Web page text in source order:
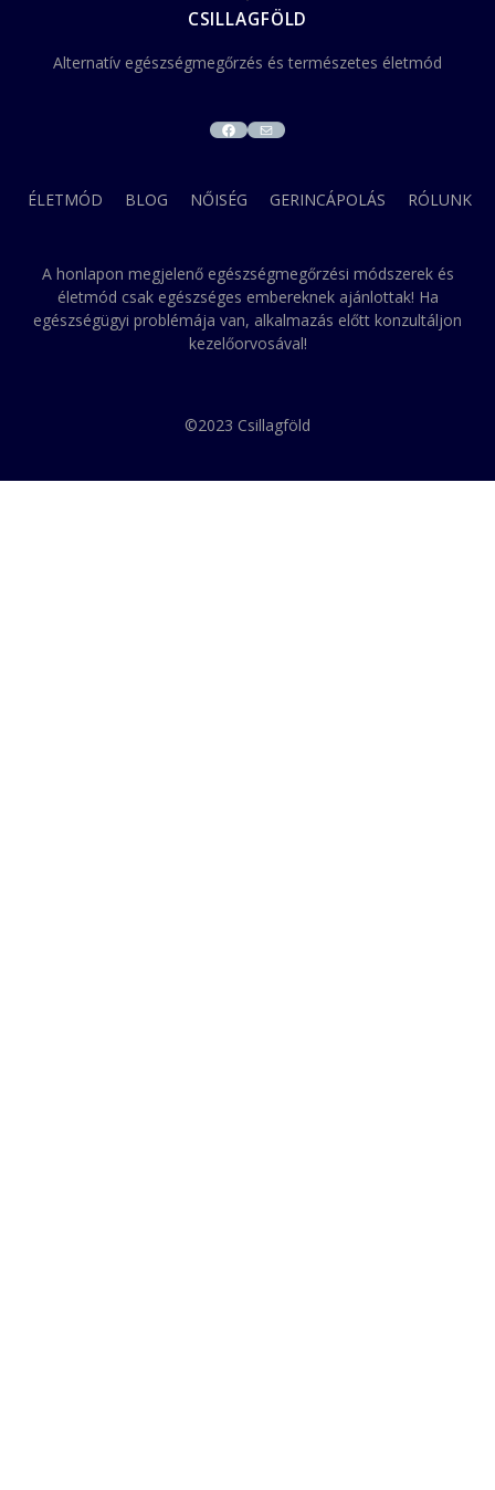
CSILLAGFÖLD
Alternatív egészségmegőrzés és természetes életmód
FACEBOOK
MAIL
ÉLETMÓD BLOG NŐISÉG GERINCÁPOLÁS RÓLUNK
A honlapon megjelenő egészségmegőrzési módszerek és
életmód csak egészséges embereknek ajánlottak! Ha
egészségügyi problémája van, alkalmazás előtt konzultáljon
kezelőorvosával!
©2023 Csillagföld